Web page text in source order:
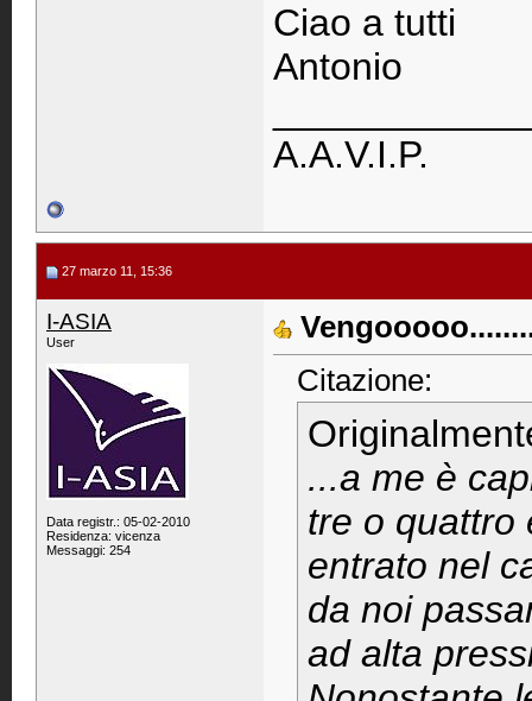
Ciao a tutti
Antonio
A.A.V.I.P.
27 marzo 11, 15:36
I-ASIA
User
Data registr.: 05-02-2010
Residenza: vicenza
Messaggi: 254
Citazione:
...a me è
tre o quattro
entrato nel
da noi
ad alta